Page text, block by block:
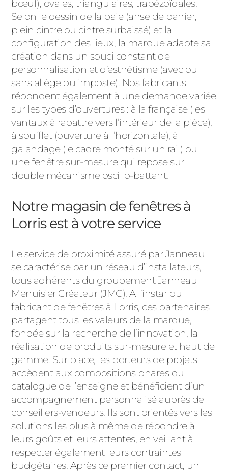
bœuf), ovales, triangulaires, trapézoïdales.
Selon le dessin de la baie (anse de panier,
plein cintre ou cintre surbaissé) et la
configuration des lieux, la marque adapte sa
création dans un souci constant de
personnalisation et d’esthétisme (avec ou
sans allège ou imposte). Nos fabricants
répondent également à une demande variée
sur les types d’ouvertures : à la française (les
vantaux à rabattre vers l’intérieur de la pièce),
à soufflet (ouverture à l’horizontale), à
galandage (le cadre monté sur un rail) ou
une fenêtre sur-mesure qui repose sur
double mécanisme oscillo-battant.
Notre magasin de fenêtres à
Lorris est à votre service
Le service de proximité assuré par Janneau
se caractérise par un réseau d’installateurs,
tous adhérents du groupement Janneau
Menuisier Créateur (JMC). A l’instar du
fabricant de fenêtres à Lorris, ces partenaires
partagent tous les valeurs de la marque,
fondée sur la recherche de l’innovation, la
réalisation de produits sur-mesure et haut de
gamme. Sur place, les porteurs de projets
accèdent aux compositions phares du
catalogue de l’enseigne et bénéficient d’un
accompagnement personnalisé auprès de
conseillers-vendeurs. Ils sont orientés vers les
solutions les plus à même de répondre à
leurs goûts et leurs attentes, en veillant à
respecter également leurs contraintes
budgétaires. Après ce premier contact, un